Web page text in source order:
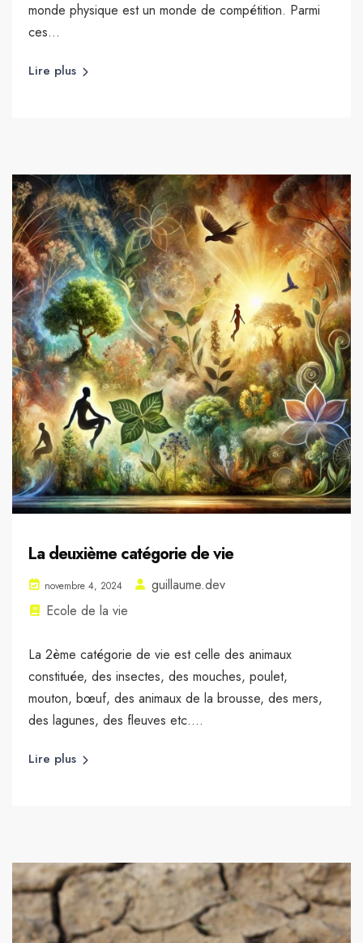
monde physique est un monde de compétition. Parmi
ces...
Lire plus
La deuxième catégorie de vie
novembre 4, 2024
guillaume.dev
Ecole de la vie
La 2ème catégorie de vie est celle des animaux
constituée, des insectes, des mouches, poulet,
mouton, bœuf, des animaux de la brousse, des mers,
des lagunes, des fleuves etc....
Lire plus